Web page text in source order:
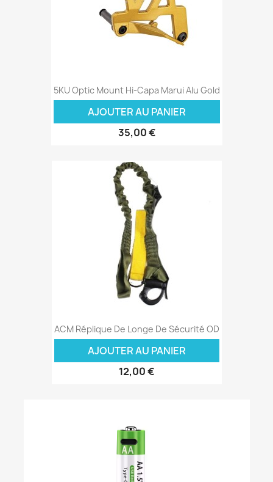
5KU Optic Mount Hi-Capa Marui Alu Gold
AJOUTER AU PANIER
35,00 €
ACM Réplique De Longe De Sécurité OD
AJOUTER AU PANIER
12,00 €